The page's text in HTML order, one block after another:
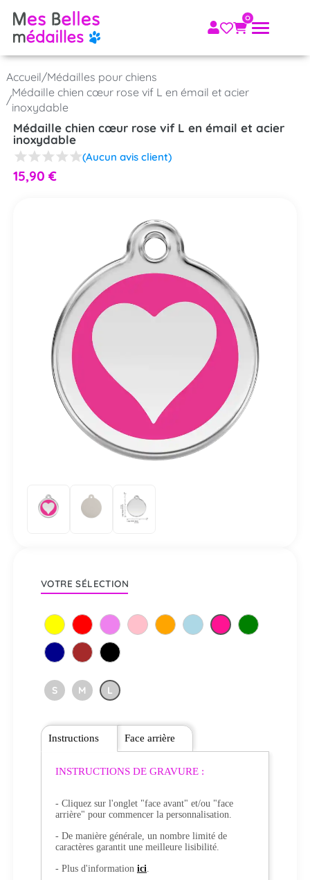
Accueil/Médailles pour chiens
/
Médaille chien cœur rose vif L en émail et acier
inoxydable
Médaille chien cœur rose vif L en émail et acier
inoxydable
(Aucun avis client)
15,90 €
VOTRE SÉLECTION
S M L
Instructions
INSTRUCTIONS DE GRAVURE :
- Cliquez sur l'onglet "face avant" et/ou "face
arrière" pour commencer la personnalisation.
- De manière générale, un nombre limité de
caractères garantit une meilleure lisibilité.
- Plus d'information ici.
Face arrière